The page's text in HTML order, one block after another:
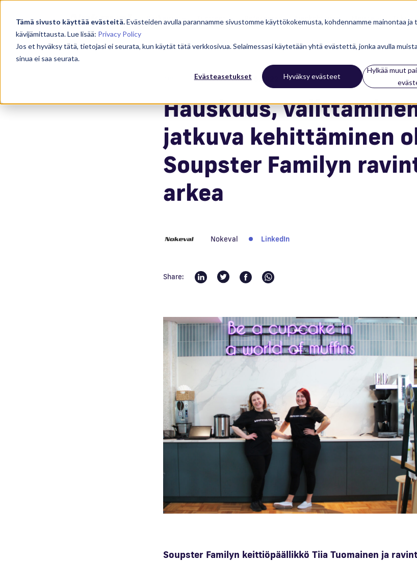
Tämä sivusto käyttää evästeitä.Evästeiden avulla parannamme sivustomme käyttökokemusta, kohdennamme mainontaa ja
kävijämittausta. Lue lisää: Privacy Policy
Jos et hyväksy tätä, tietojasi ei seurata, kun käytät tätä verkkosivua. Selaimessasi käytetään yhtä evästettä, jonka avulla
sinua ei saa seurata.
Evästeasetukset Hyväksy evästeet
Hylkää muut
Ratkaisut Referenssit Ajankohtaista Tuki
Ammattikeittiöt 13.06.2022
Hauskuus,
jatkuva kehittäminen
Soupster Familyn
arkea
Nokeval LinkedIn
Share:
Soupster Familyn keittiöpäällikkö Tiia Tuomainen ja